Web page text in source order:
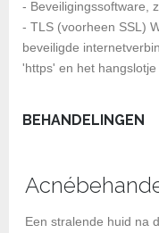
- Beveiligingssoftware,
- TLS (voorheen SSL)
beveiligde
'https' en het hangslotje
BEHANDELINGEN
Een stralende huid na